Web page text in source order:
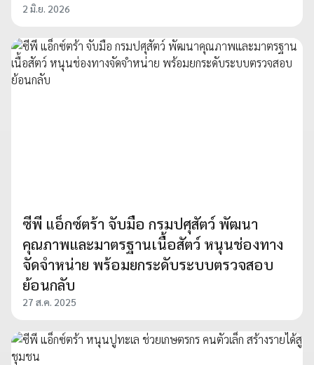
2 มิ.ย. 2026
ซีพี แอ็กซ์ตร้า จับมือ กรมปศุสัตว์ พัฒนา
คุณภาพและมาตรฐานเนื้อสัตว์ หนุนช่องทาง
จัดจำหน่าย พร้อมยกระดับระบบตรวจสอบ
ย้อนกลับ
27 ส.ค. 2025